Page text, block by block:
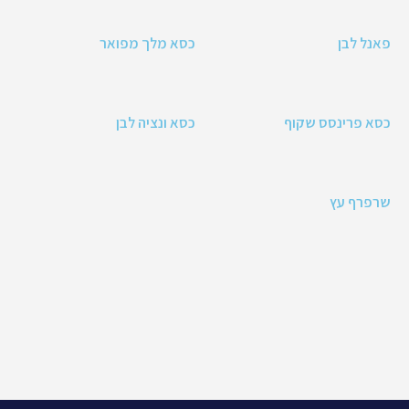
פאנל לבן כסא מלך מפואר
כסא פרינסס שקוף כסא ונציה לבן
שרפרף עץ